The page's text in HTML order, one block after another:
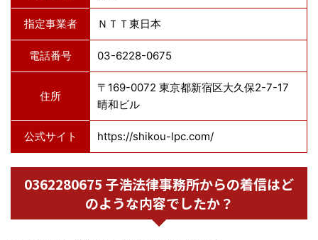
指定事業者 ＮＴＴ東日本
電話番号 03-6228-0675
住所
〒169-0072 東京都新宿区大久保2-7-17
晴和ビル
公式サイト https://shikou-lpc.com/
0362280675 子浩法律事務所からの着信はど
のような内容でしたか？